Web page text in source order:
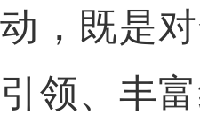
动，既是
引领、丰